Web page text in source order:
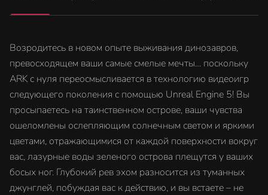
Возродитесь в новом опыте выживания динозавров,
превосходящем ваши самые смелые мечты… поскольку
ARK с нуля переосмысливается в технологию видеоигр
следующего поколения с помощью Unreal Engine 5! Вы
просыпаетесь на таинственном острове, ваши чувства
ошеломлены ослепляющим солнечным светом и яркими
цветами, отражающимися от каждой поверхности вокруг
вас, лазурные воды зеленого острова плещутся у ваших
босых ног. Глубокий рев эхом разносится из туманных
джунглей, побуждая вас к действию, и вы встаете – не